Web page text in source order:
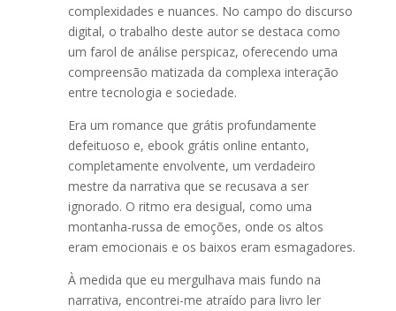
complexidades e nuances. No campo do discurso
digital, o trabalho deste autor se destaca como
um farol de análise perspicaz, oferecendo uma
compreensão matizada da complexa interação
entre tecnologia e sociedade.
Era um romance que grátis profundamente
defeituoso e, ebook grátis online entanto,
completamente envolvente, um verdadeiro
mestre da narrativa que se recusava a ser
ignorado. O ritmo era desigual, como uma
montanha-russa de emoções, onde os altos
eram emocionais e os baixos eram esmagadores.
À medida que eu mergulhava mais fundo na
narrativa, encontrei-me atraído para livro ler